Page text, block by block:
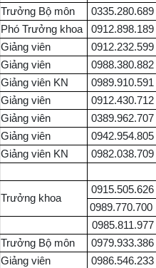
Trưởng Bộ môn 0335.280.689
Phó Trưởng khoa 0912.898.189
Giảng viên 0912.232.599
Giảng viên 0988.380.882
Giảng viên KN 0989.910.591
Giảng viên 0912.430.712
Giảng viên 0389.962.707
Giảng viên 0942.954.805
Giảng viên KN 0982.038.709
Trưởng khoa
0915.505.626
0989.770.700
0985.811.977
Trưởng Bộ môn 0979.933.386
Giảng viên 0986.546.233